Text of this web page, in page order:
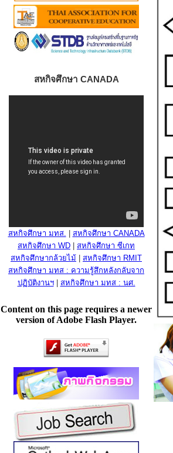
สหกิจศึกษา CANADA
สหกิจศึกษา มทส.
สหกิจศึกษา CANADA
สหกิจศึกษา WD
สหกิจศึกษา ซีเกท
สหกิจศึกษากล้วยไม้
สหกิจศึกษา RMIT
สหกิจศึกษา มทส : ความรู้สึกหลังกลับจาก
ปฏิบัติงานฯ| สหกิจศึกษา มทส : นศ.
Content on this page requires a newer
version of Adobe Flash Player.